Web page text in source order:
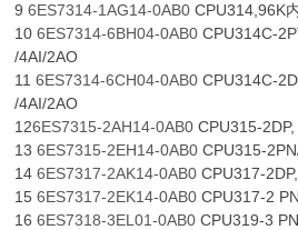
96ES7314-1AG14-0AB0 CPU314,96K
106ES7314-6BH04-0AB0 CPU314C-
/4AI/2AO
116ES7314-6CH04-0AB0 CPU314C-
/4AI/2AO
126ES7315-2AH14-0AB0 CPU315-
136ES7315-2EH14-0AB0 CPU315-
146ES7317-2AK14-0AB0 CPU317-
156ES7317-2EK14-0AB0 CPU317-2
166ES7318-3EL01-0AB0 CPU319-3